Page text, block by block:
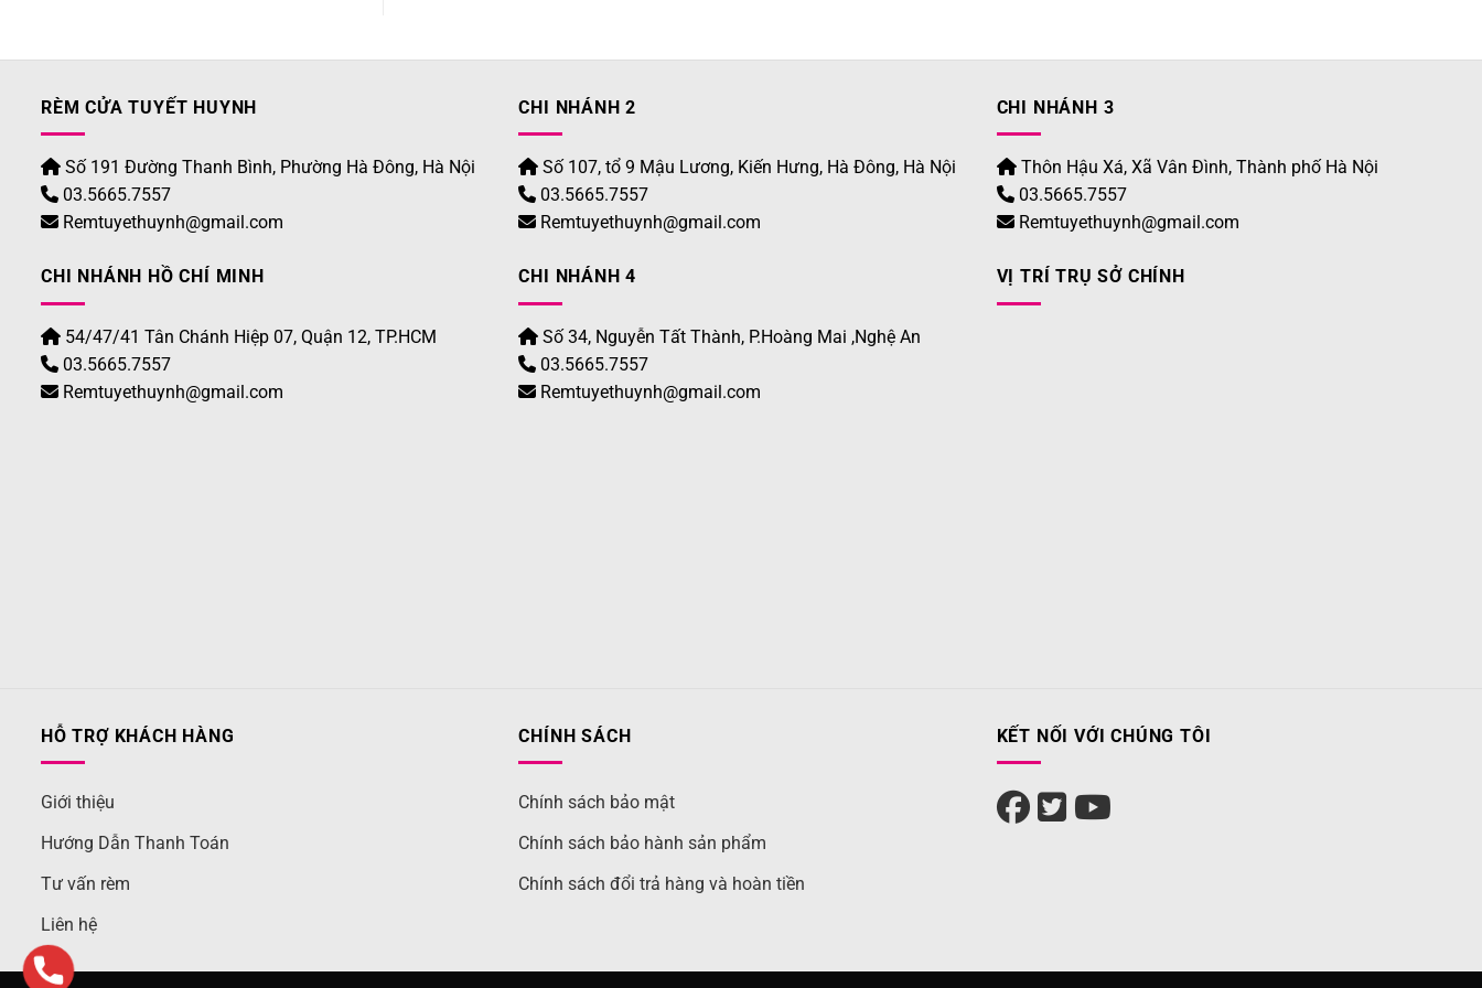
RÈM CỬA TUYẾT HUYNH
Số 191 Đường Thanh Bình, Phường Hà Đông, Hà Nội
03.5665.7557
Remtuyethuynh@gmail.com
CHI NHÁNH 2
Số 107, tổ 9 Mậu Lương, Kiến Hưng, Hà Đông, Hà Nội
03.5665.7557
Remtuyethuynh@gmail.com
CHI NHÁNH 3
Thôn Hậu Xá, Xã Vân Đình, Thành phố Hà Nội
03.5665.7557
Remtuyethuynh@gmail.com
CHI NHÁNH HỒ CHÍ MINH
54/47/41 Tân Chánh Hiệp 07, Quận 12, TP.HCM
03.5665.7557
Remtuyethuynh@gmail.com
CHI NHÁNH 4
Số 34, Nguyễn Tất Thành, P.Hoàng Mai ,Nghệ An
03.5665.7557
Remtuyethuynh@gmail.com
VỊ TRÍ TRỤ SỞ CHÍNH
HỖ TRỢ KHÁCH HÀNG
Giới thiệu
Hướng Dẫn Thanh Toán
Tư vấn rèm
Liên hệ
CHÍNH SÁCH
Chính sách bảo mật
Chính sách bảo hành sản phẩm
Chính sách đổi trả hàng và hoàn tiền
KẾT NỐI VỚI CHÚNG TÔI